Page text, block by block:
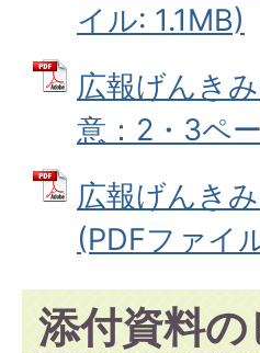
イル: 1.1MB)
広報げんき
意：2・3ペ
広報げんき
(PDFファイ
添付資料